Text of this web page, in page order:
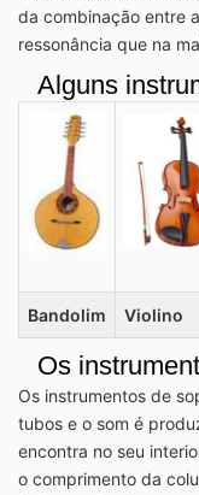
da combinação entre
ressonância que na
Alguns
Bandolim Violino
Os
Os instrumentos de
tubos e o som é
encontra no seu
o comprimento da